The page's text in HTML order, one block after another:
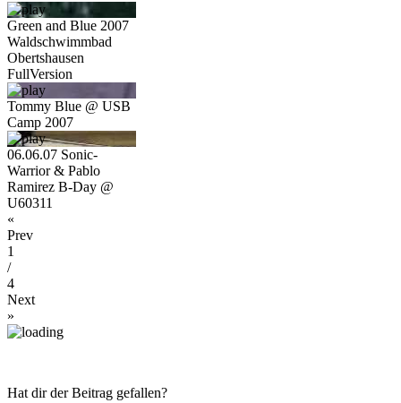
Green and Blue 2007
Waldschwimmbad
Obertshausen
FullVersion
Tommy Blue @ USB
Camp 2007
06.06.07 Sonic-
Warrior & Pablo
Ramirez B-Day @
U60311
«
Prev
1
/
4
Next
»
Hat dir der Beitrag gefallen?